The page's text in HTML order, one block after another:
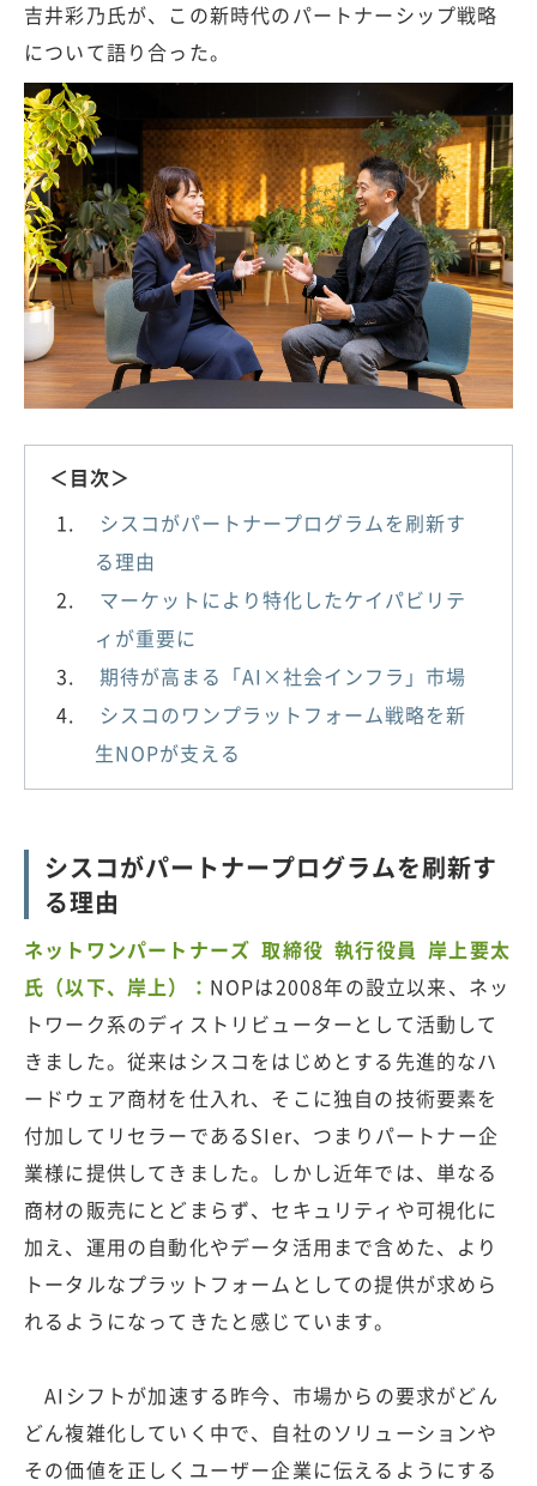
吉井彩乃氏が、この新時代のパートナーシップ戦略
について語り合った。
＜目次＞
シスコがパートナープログラムを刷新す
る理由
マーケットにより特化したケイパビリテ
ィが重要に
期待が高まる「AI×社会インフラ」市場
シスコのワンプラットフォーム戦略を新
生NOPが支える
シスコがパートナープログラムを刷新す
る理由
ネットワンパートナーズ 取締役 執行役員 岸上要太
氏（以下、岸上）： NOPは2008年の設立以来、ネッ
トワーク系のディストリビューターとして活動して
きました。従来はシスコをはじめとする先進的なハ
ードウェア商材を仕入れ、そこに独自の技術要素を
付加してリセラーであるSIer、つまりパートナー企
業様に提供してきました。しかし近年では、単なる
商材の販売にとどまらず、セキュリティや可視化に
加え、運用の自動化やデータ活用まで含めた、より
トータルなプラットフォームとしての提供が求めら
れるようになってきたと感じています。
AIシフトが加速する昨今、市場からの要求がどん
どん複雑化していく中で、自社のソリューションや
その価値を正しくユーザー企業に伝えるようにする